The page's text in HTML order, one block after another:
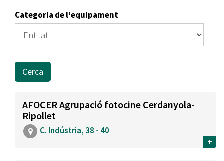
Categoria de l'equipament
Cerca
AFOCER Agrupació fotocine Cerdanyola-
Ripollet
C. Indústria, 38 - 40
+